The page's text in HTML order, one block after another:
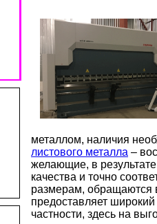
металлом, наличия
листового металла –
желающие, в
качества и точно
размерам, обращаются
предоставляет
частности, здесь на